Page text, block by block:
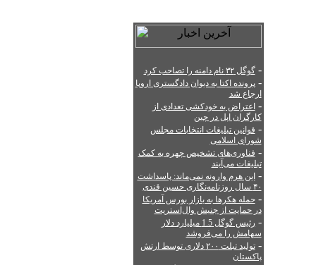
-گوگل ۳۲ نام دامنه را تصاحب کرد
-پرونده اکتا به دیوان دادگستری اروپا
ارجاع شد
- اعتراض به خودکشی تعدادی از
کارگران اپل در چین
- قوانین تبلیغات انتخابات مجلس
شورای اسلامی
- فناوری‌های تشخیص چهره به کمک
تبلیغات می‌آیند
-این هرم وارونه نمی‌ماند: پاسداشت
۴۰ سال روزنامه‌نگاری حسین قندی
-حمله هکرها به بازار بورس آمریکا
در حمایت از جنبش وال‌استریت
-
رئیس گوگل 1.5 میلیارد دلار
سهامش را می‌فروشد
-
تولید تبلت ۲۰۰ دلاری توسط ارتش
پاکستان